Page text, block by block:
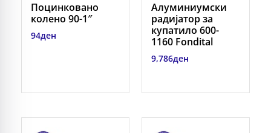
Поцинковано
колено 90-1″
94ден
Алуминиумски
радијатор за
купатило 600-
1160 Fondital
9,786ден